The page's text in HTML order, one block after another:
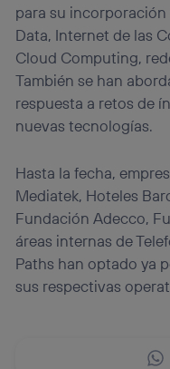
para su
Data, Internet de las
Cloud Computing,
También se han
respuesta a retos de
nuevas tecnologías.
Hasta la fecha,
Mediatek, Hoteles
Fundación Adecco,
áreas internas de
Paths han optado ya
sus respectivas